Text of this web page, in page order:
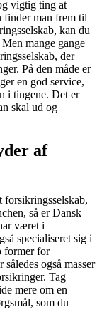
vigtig ting at
finder man frem til
kan du
mange gange
der
På den måde er
en god service,
i tingene. Det er
skal ud og
af
forsikringsselskab,
så er Dansk
været i
specialiseret sig i
former for
også masser
Tag
mere om en
som du